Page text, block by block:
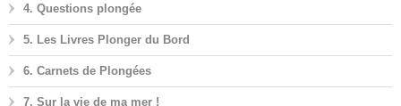
4. Questions plongée
5. Les Livres Plonger du Bord
6. Carnets de Plongées
7. Sur la vie de ma mer !